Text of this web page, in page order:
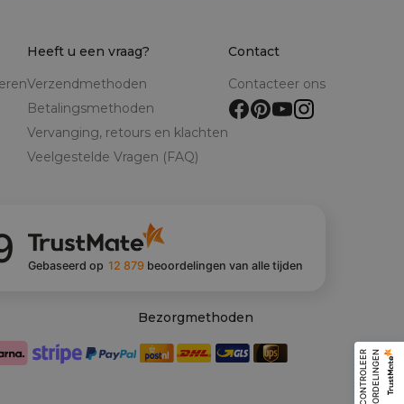
Heeft u een vraag?
Verzendmethoden
Betalingsmethoden
Vervanging, retours en klachten
Veelgestelde Vragen (FAQ)
Contact
Contacteer ons
Gebaseerd op 12 879 beoordelingenvan alle tijden
Bezorgmethoden
C
O
N
T
R
O
L
E
E
R
B
E
O
O
R
D
E
L
I
N
G
EN